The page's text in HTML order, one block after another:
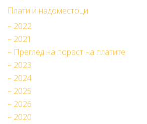
Плати и надоместоци
– 2022
– 2021
– Преглед на пораст на платите
– 2023
– 2024
– 2025
– 2026
– 2020